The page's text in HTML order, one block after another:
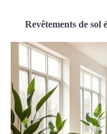
Revêtements de sol